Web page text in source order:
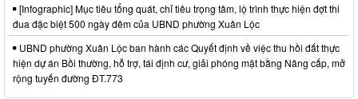
[Infographic] Mục tiêu tổng quát, chỉ tiêu trọng tâm, lộ trình thực hiện đợt thi
đua đặc biệt 500 ngày đêm của UBND phường Xuân Lộc
UBND phường Xuân Lộc ban hành các Quyết định về việc thu hồi đất thực
hiện dự án Bồi thường, hỗ trợ, tái định cư, giải phóng mặt bằng Nâng cấp, mở
rộng tuyến đường ĐT.773